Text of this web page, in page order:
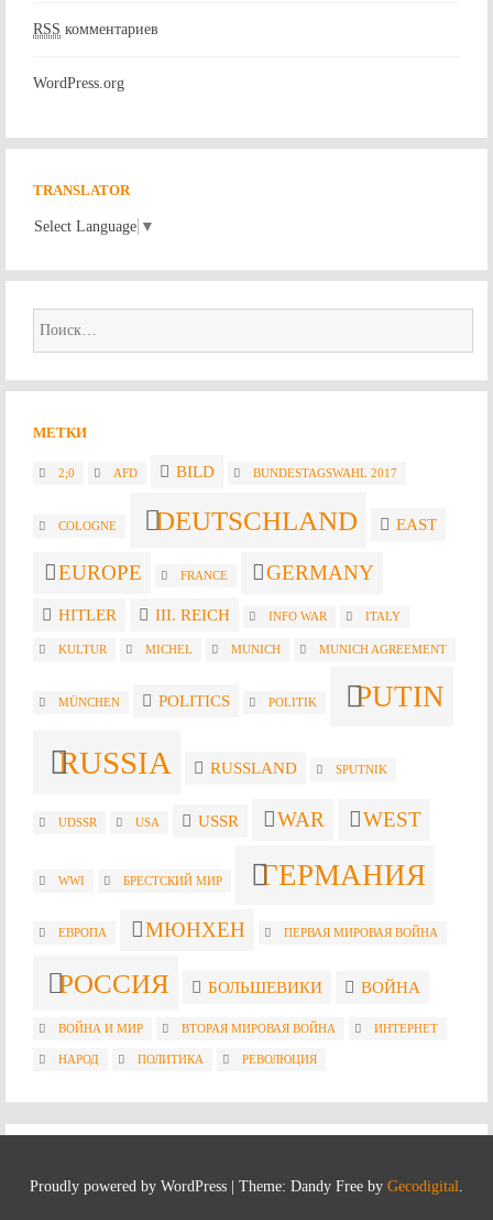
RSS комментариев
WordPress.org
TRANSLATOR
Select Language ▼
Найти:
МЕТКИ
2;0 AFD BILD BUNDESTAGSWAHL 2017
COLOGNE DEUTSCHLAND EAST
EUROPE FRANCE GERMANY
HITLER III. REICH INFO WAR ITALY
KULTUR MICHEL MUNICH MUNICH AGREEMENT
MÜNCHEN POLITICS POLITIK PUTIN
RUSSIA RUSSLAND SPUTNIK
UDSSR USA USSR WAR WEST
WWI БРЕСТСКИЙ МИР ГЕРМАНИЯ
ЕВРОПА МЮНХЕН ПЕРВАЯ МИРОВАЯ ВОЙНА
РОССИЯ БОЛЬШЕВИКИ ВОЙНА
ВОЙНА И МИР ВТОРАЯ МИРОВАЯ ВОЙНА ИНТЕРНЕТ
НАРОД ПОЛИТИКА РЕВОЛЮЦИЯ
Proudly powered by WordPress Theme: Dandy Free by Gecodigital